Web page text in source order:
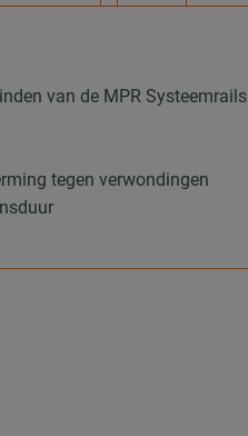
van de MPR Systeemrails
tegen verwondingen